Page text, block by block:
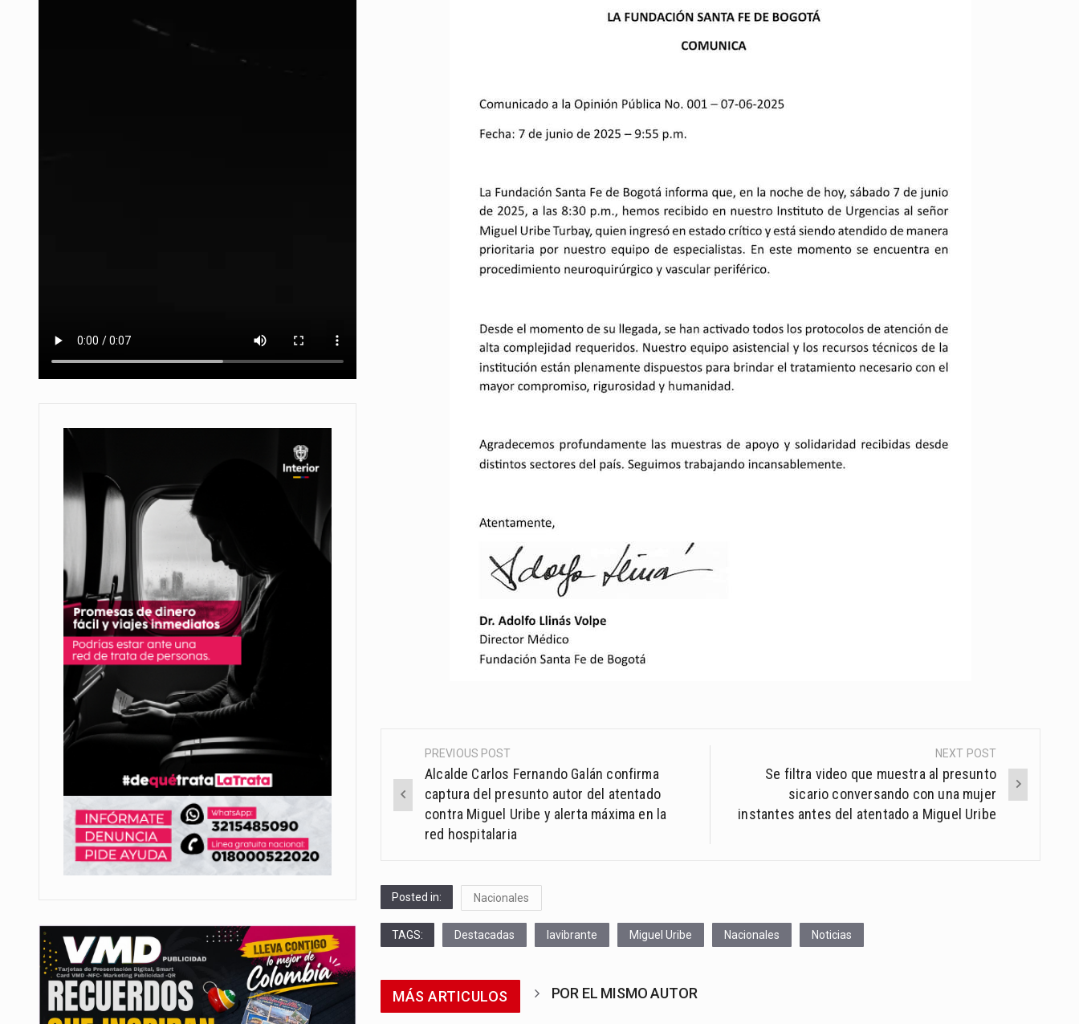
Post
navigation
PREVIOUS POST
Alcalde Carlos Fernando Galán confirma
captura del presunto autor del atentado
contra Miguel Uribe y alerta máxima en la
red hospitalaria
NEXT POST
Se filtra video que muestra al presunto
sicario conversando con una mujer
instantes antes del atentado a Miguel Uribe
Posted in: Nacionales
TAGS: Destacadas lavibrante Miguel Uribe Nacionales Noticias
MÁS ARTICULOS POR EL MISMO AUTOR